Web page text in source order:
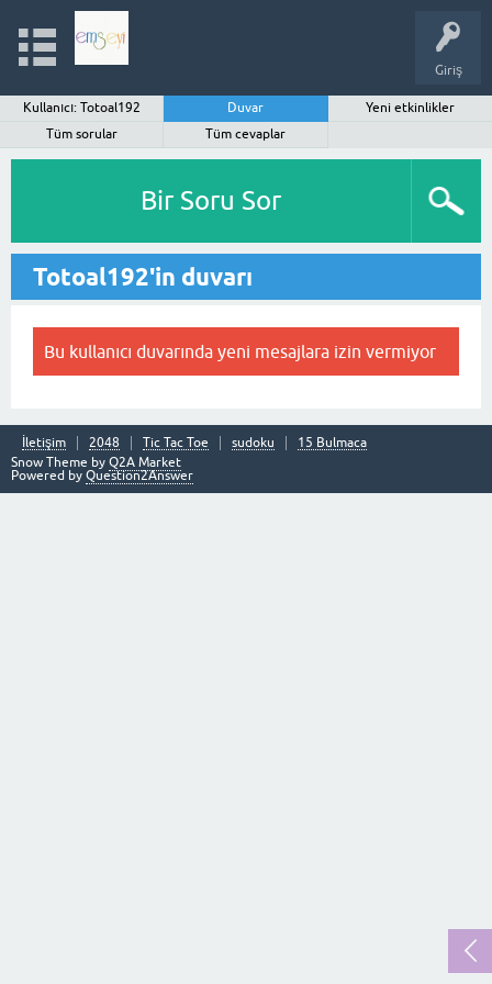
Giriş
Kullanıcı: Totoal192 Duvar
Yeni etkinlikler
Tüm sorular
Tüm cevaplar
Bir Soru Sor
Totoal192'in duvarı
Bu kullanıcı duvarında yeni mesajlara izin vermiyor
İletişim 2048 Tic Tac Toe sudoku
15 Bulmaca
Snow Theme by Q2A Market
Powered by Question2Answer